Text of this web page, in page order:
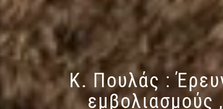
K. Πουλάς :
εμβολιασμούς